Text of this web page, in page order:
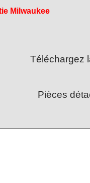
Milwaukee
Téléchargez
Pièces